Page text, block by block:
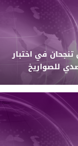
في اختبار
للصواريخ